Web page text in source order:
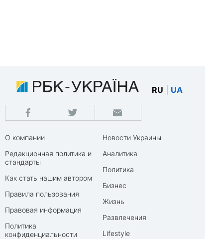
RU UA
О компании
Редакционная политика и
стандарты
Как стать нашим автором
Правила пользования
Правовая информация
Политика
конфиденциальности
Новости Украины
Аналитика
Политика
Бизнес
Жизнь
Развлечения
Lifestyle